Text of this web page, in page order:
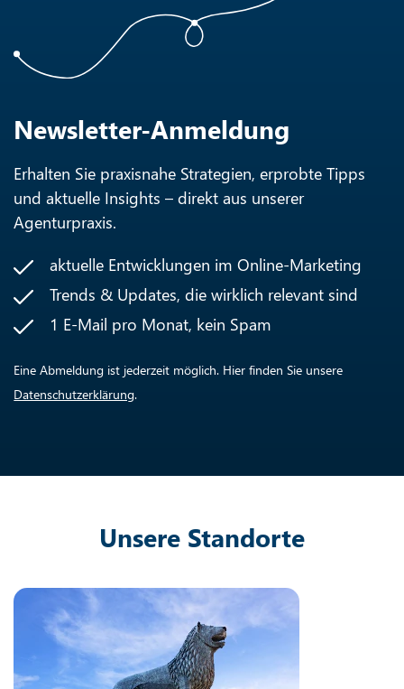
Newsletter-Anmeldung
Erhalten Sie praxisnahe Strategien, erprobte Tipps
und aktuelle Insights – direkt aus unserer
Agenturpraxis.
aktuelle Entwicklungen im Online-Marketing
Trends & Updates, die wirklich relevant sind
1 E-Mail pro Monat, kein Spam
Eine Abmeldung ist jederzeit möglich. Hier finden Sie unsere
Datenschutzerklärung.
Unsere Standorte